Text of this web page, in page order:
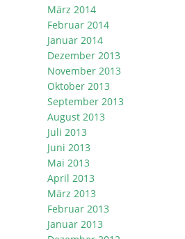
März 2014
Februar 2014
Januar 2014
Dezember 2013
November 2013
Oktober 2013
September 2013
August 2013
Juli 2013
Juni 2013
Mai 2013
April 2013
März 2013
Februar 2013
Januar 2013